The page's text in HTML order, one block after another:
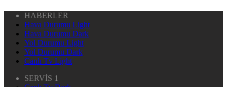
HABERLER
Hava Durumu Light
Hava Durumu Dark
Yol Durumu Light
Yol Durumu Dark
Canlı Tv Light
SERVİS 1